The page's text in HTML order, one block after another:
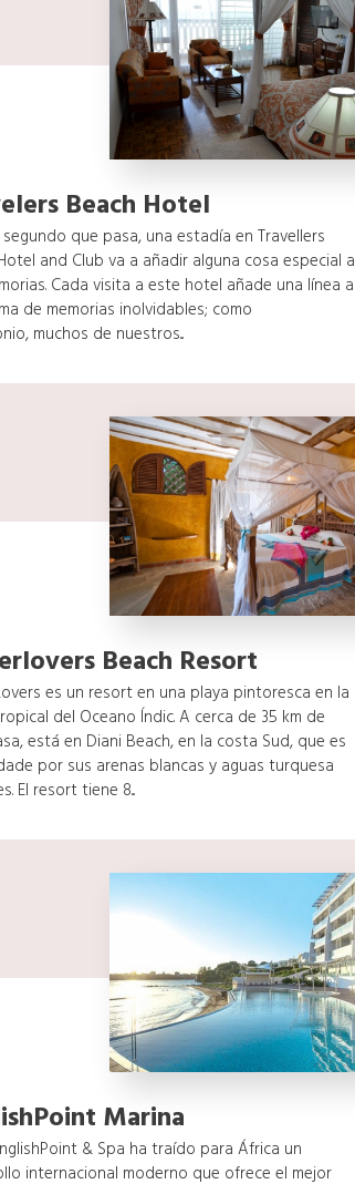
Beach Hotel
que pasa, una estadía en Travellers
and Club va a añadir alguna cosa especial a
Cada visita a este hotel añade una línea a
de memorias inolvidables; como
muchos de nuestros...
Beach Resort
es un resort en una playa pintoresca en la
del Oceano Índic. A cerca de 35 km de
está en Diani Beach, en la costa Sud, que es
por sus arenas blancas y aguas turquesa
El resort tiene 8...
Marina
& Spa ha traído para África un
internacional moderno que ofrece el mejor